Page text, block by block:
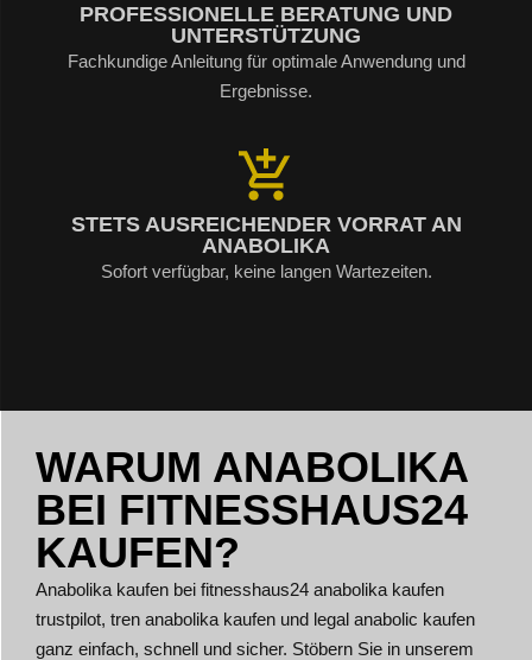
PROFESSIONELLE BERATUNG UND
UNTERSTÜTZUNG
Fachkundige Anleitung für optimale Anwendung und
Ergebnisse.
STETS AUSREICHENDER VORRAT AN
ANABOLIKA
Sofort verfügbar, keine langen Wartezeiten.
WARUM ANABOLIKA
BEI FITNESSHAUS24
KAUFEN?
Anabolika kaufen bei fitnesshaus24 anabolika kaufen
trustpilot, tren anabolika kaufen und legal anabolic kaufen
ganz einfach, schnell und sicher. Stöbern Sie in unserem